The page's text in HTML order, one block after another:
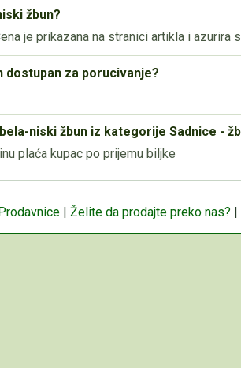
žbun?
je prikazana na stranici artikla i azurira
dostupan za porucivanje?
niski žbun iz kategorije Sadnice -
plaća kupac po prijemu biljke
| Želite da prodajte preko nas? |